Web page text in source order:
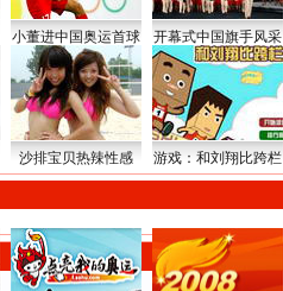
小董进中国奥运首球 开幕式中国旗手风采
沙排宝贝热辣性感 游戏：和刘翔比跨栏